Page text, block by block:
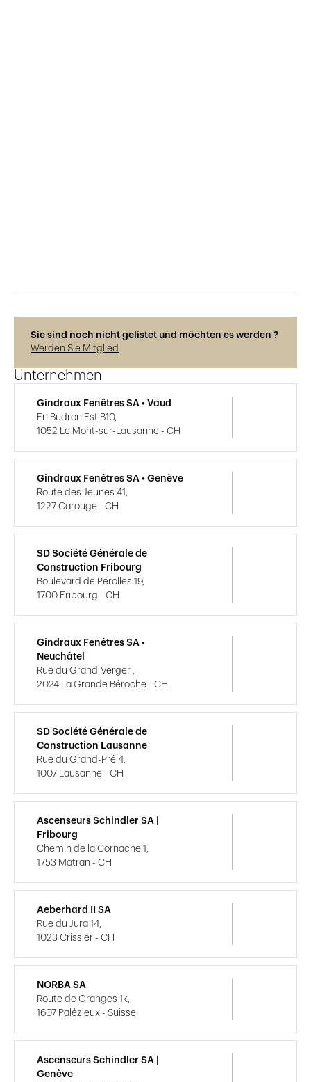
Sie sind noch nicht gelistet und möchten es werden ?
Werden Sie Mitglied
Unternehmen
Gindraux Fenêtres SA • Vaud
En Budron Est B10,
1052 Le Mont-sur-Lausanne - CH
Gindraux Fenêtres SA • Genève
Route des Jeunes 41,
1227 Carouge - CH
SD Société Générale de
Construction Fribourg
Boulevard de Pérolles 19,
1700 Fribourg - CH
Gindraux Fenêtres SA •
Neuchâtel
Rue du Grand-Verger ,
2024 La Grande Béroche - CH
SD Société Générale de
Construction Lausanne
Rue du Grand-Pré 4,
1007 Lausanne - CH
Ascenseurs Schindler SA |
Fribourg
Chemin de la Cornache 1,
1753 Matran - CH
Aeberhard II SA
Rue du Jura 14,
1023 Crissier - CH
NORBA SA
Route de Granges 1k,
1607 Palézieux - Suisse
Ascenseurs Schindler SA |
Genève